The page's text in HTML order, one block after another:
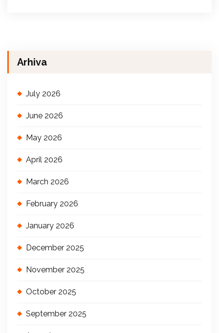
Arhiva
July 2026
June 2026
May 2026
April 2026
March 2026
February 2026
January 2026
December 2025
November 2025
October 2025
September 2025